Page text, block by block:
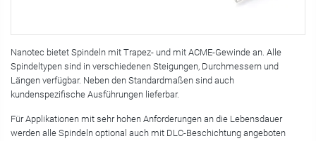
Nanotec bietet Spindeln mit Trapez- und mit ACME-Gewinde an. Alle
Spindeltypen sind in verschiedenen Steigungen, Durchmessern und
Längen verfügbar. Neben den Standardmaßen sind auch
kundenspezifische Ausführungen lieferbar.
Für Applikationen mit sehr hohen Anforderungen an die Lebensdauer
werden alle Spindeln optional auch mit DLC-Beschichtung angeboten